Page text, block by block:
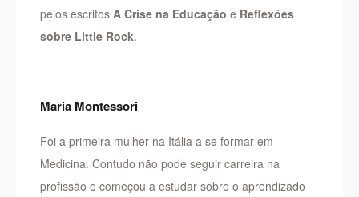
pelos escritos A Crise na Educação e Reflexões
sobre Little Rock.
Maria Montessori
Foi a primeira mulher na Itália a se formar em
Medicina. Contudo não pode seguir carreira na
profissão e começou a estudar sobre o aprendizado